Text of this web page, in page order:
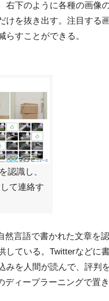
右下のように各種の画像
けを抜き出す。注目する
らすことができる。
認識し、
て連絡す
然言語で書かれた文章を
している。Twitterなどに
みを人間が読んで、評判
ディープラーニングで置